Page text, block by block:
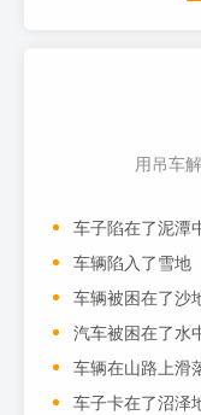
用吊车
车子陷在了泥潭
车辆陷入了雪地
车辆被困在了沙
汽车被困在了水
车辆在山路上滑
车子卡在了沼泽